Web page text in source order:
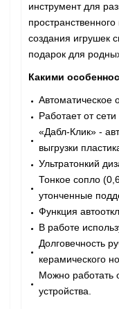
инструмент для
создания игрушек
подарок для
Какими
Автоматическое
Работает от
«Дабл-Клик» -
выгрузки
Ультратонкий
Тонкое сопло
утонченные
Функция
В работе
Долговечность
керамического
Можно работать
устройства.